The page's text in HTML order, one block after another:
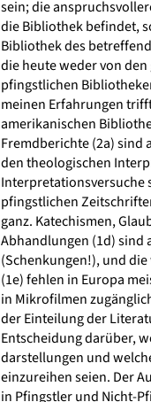
sein; die
die Bibliothek befindet,
Bibliothek des
die heute weder von
pfingstlichen
meinen Erfahrungen
amerikanischen
Fremdberichte (2a) sind
den theologischen
Interpretationsversuche
pfingstlichen
ganz. Katechismen,
Abhandlungen (1d) sind
(Schenkungen!), und
(1e) fehlen in Europa
in Mikrofilmen
der Einteilung der
Entscheidung darüber,
darstellungen und
einzureihen seien. Der
in Pfingstler und Nicht-